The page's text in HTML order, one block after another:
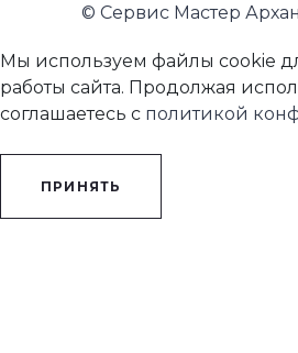
© Сервис Мастер
Мы используем файлы cookie
работы сайта. Продолжая
соглашаетесь с политикой
ПРИНЯТЬ